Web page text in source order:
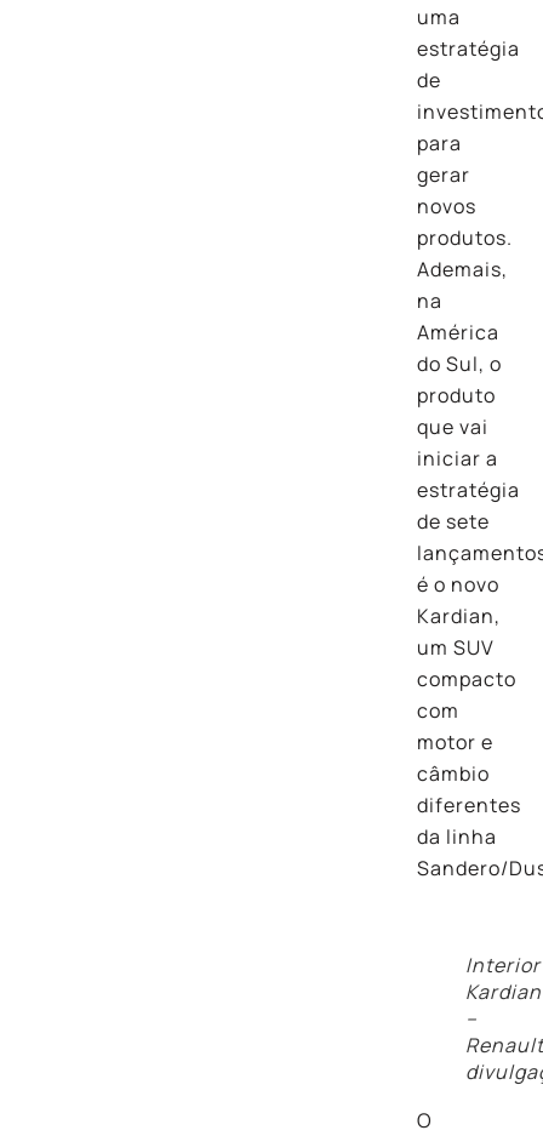
uma
estratégia
de
para
gerar
novos
produtos.
Ademais,
na
América
do Sul, o
produto
que vai
iniciar a
estratégia
de sete
é o novo
Kardian,
um SUV
compacto
com
motor e
câmbio
diferentes
da linha
Sandero/
Interior
Kardian
–
Renault
O